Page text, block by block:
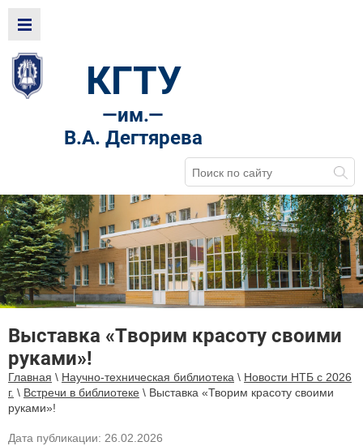
КГТУ
—им.—
В.А. Дегтярева
Выставка «Творим красоту своими
руками»!
Главная \ Научно-техническая библиотека \ Новости НТБ с 2026
г. \ Встречи в библиотеке \ Выставка «Творим красоту своими
руками»!
Дата публикации: 26.02.2026